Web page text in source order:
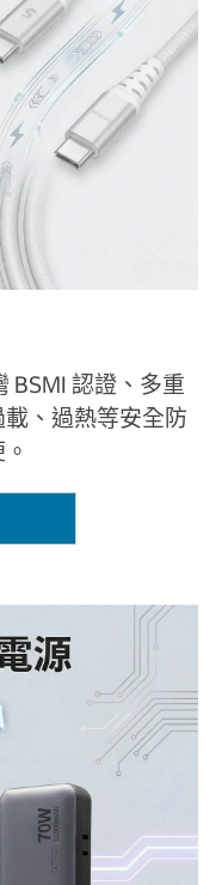
BSMI 認證、多重
、過熱等安全防